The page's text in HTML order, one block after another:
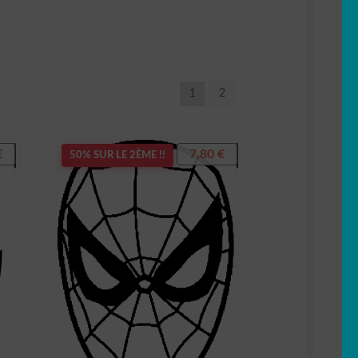
1 2
50% SUR LE 2ÈME !! 7,80 €